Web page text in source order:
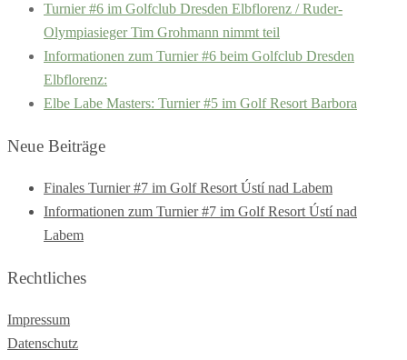
Turnier #6 im Golfclub Dresden Elbflorenz / Ruder-
Olympiasieger Tim Grohmann nimmt teil
Informationen zum Turnier #6 beim Golfclub Dresden
Elbflorenz:
Elbe Labe Masters: Turnier #5 im Golf Resort Barbora
Neue Beiträge
Finales Turnier #7 im Golf Resort Ústí nad Labem
Informationen zum Turnier #7 im Golf Resort Ústí nad
Labem
Rechtliches
Impressum
Datenschutz